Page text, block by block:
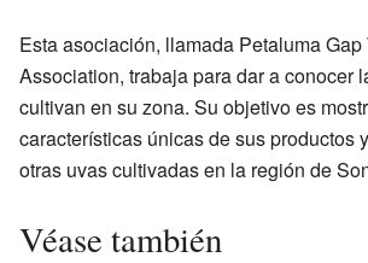
Esta asociación, llamada Petaluma
Association, trabaja para dar a conocer
cultivan en su zona. Su objetivo es
características únicas de sus productos
otras uvas cultivadas en la región de
Véase también